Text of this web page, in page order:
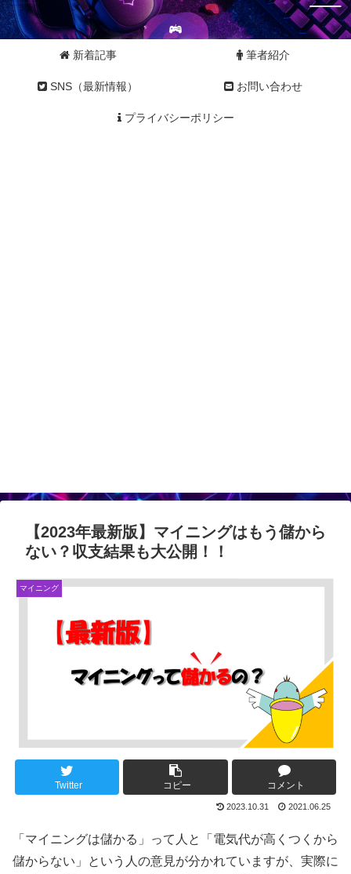
新着記事 筆者紹介
SNS（最新情報） お問い合わせ
プライバシーポリシー
【2023年最新版】マイニングはもう儲から
ない？収支結果も大公開！！
マイニング
Twitter コピー コメント
2023.10.31 2021.06.25
「マイニングは儲かる」って人と「電気代が高くつくから
儲からない」という人の意見が分かれていますが、実際に